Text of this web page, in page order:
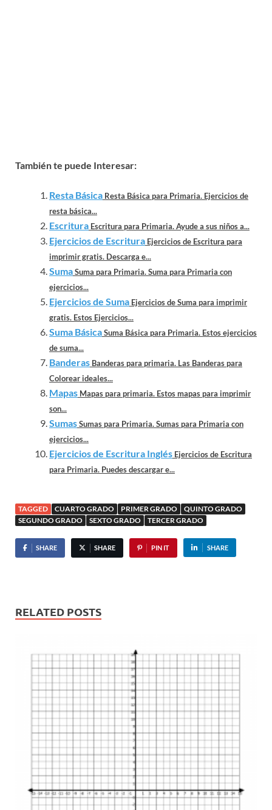
También te puede Interesar:
Resta Básica Resta Básica para Primaria. Ejercicios de
resta básica...
Escritura Escritura para Primaria. Ayude a sus niños a...
Ejercicios de Escritura Ejercicios de Escritura para
imprimir gratis. Descarga e...
SumaSuma para Primaria. Suma para Primaria con
ejercicios...
Ejercicios de Suma Ejercicios de Suma para imprimir
gratis. Estos Ejercicios...
Suma BásicaSuma Básica para Primaria. Estos ejercicios
de suma...
Banderas Banderas para primaria. Las Banderas para
Colorear ideales...
Mapas Mapas para primaria. Estos mapas para imprimir
son...
SumasSumas para Primaria. Sumas para Primaria con
ejercicios...
Ejercicios de Escritura Inglés Ejercicios de Escritura
para Primaria. Puedes descargar e...
TAGGED CUARTO GRADO PRIMER GRADO
QUINTO GRADO
SEGUNDO GRADO
SEXTO GRADO TERCER GRADO
SHARE SHARE PIN IT SHARE
RELATED POSTS